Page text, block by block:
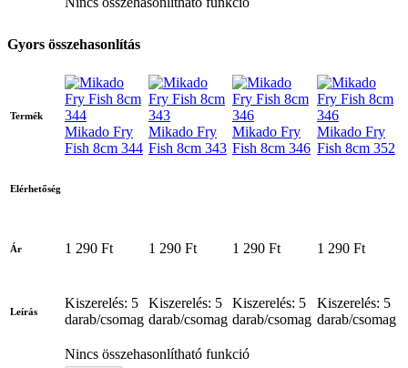
Gyors összehasonlítás
Termék
Mikado Fry
Fish 8cm 344
Mikado Fry
Fish 8cm 343
Mikado Fry
Fish 8cm 346
Mikado Fry
Fish 8cm 352
Elérhetőség
Ár 1 290 Ft 1 290 Ft 1 290 Ft 1 290 Ft
Leírás
Kiszerelés: 5
darab/csomag
Kiszerelés: 5
darab/csomag
Kiszerelés: 5
darab/csomag
Kiszerelés: 5
darab/csomag
Nincs összehasonlítható funkció